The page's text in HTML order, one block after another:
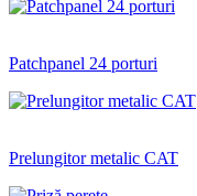
Patchpanel 24 porturi
Prelungitor metalic CAT